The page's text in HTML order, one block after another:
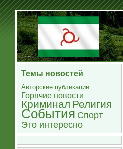
Темы новостей
Авторские публикации
Горячие новости
Криминал Религия
События Спорт
Это интересно